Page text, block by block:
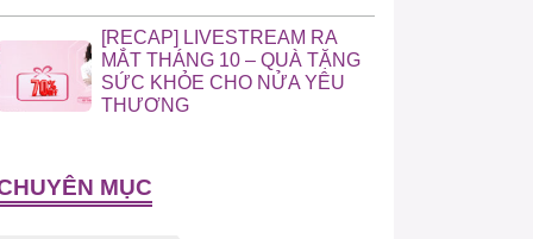
[RECAP] LIVESTREAM RA
MẮT THÁNG 10 – QUÀ TẶNG
SỨC KHỎE CHO NỬA YÊU
THƯƠNG
MỤC